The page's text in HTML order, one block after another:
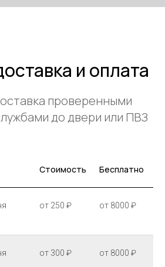
и оплата
проверенными
до двери или ПВЗ
Стоимость Бесплатно
от 250 ₽ от 8000 ₽
от 300 ₽ от 8000 ₽